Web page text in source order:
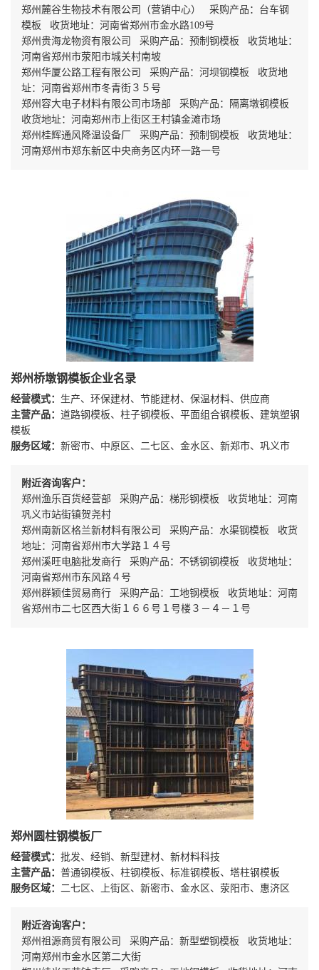
郑州麓谷生物技术有限公司（营销中心） 采购产品：台车钢
模板 收货地址：河南省郑州市金水路109号
郑州贵海龙物资有限公司 采购产品：预制钢模板 收货地址：
河南省郑州市荥阳市城关村南坡
郑州华厦公路工程有限公司 采购产品：河坝钢模板 收货地
址：河南省郑州市冬青街３５号
郑州容大电子材料有限公司市场部 采购产品：隔离墩钢模板
收货地址：河南郑州市上街区王村镇金滩市场
郑州桂辉通风降温设备厂 采购产品：预制钢模板 收货地址：
河南郑州市郑东新区中央商务区内环一路一号
郑州桥墩钢模板企业名录
经营模式： 生产、环保建材、节能建材、保温材料、供应商
主营产品： 道路钢模板、柱子钢模板、平面组合钢模板、建筑塑钢
模板
服务区域： 新密市、中原区、二七区、金水区、新郑市、巩义市
附近咨询客户：
郑州渔乐百货经营部 采购产品：梯形钢模板 收货地址：河南
巩义市站街镇贺尧村
郑州南新区格兰新材料有限公司 采购产品：水渠钢模板 收货
地址：河南省郑州市大学路１４号
郑州溪旺电脑批发商行 采购产品：不锈钢钢模板 收货地址：
河南省郑州市东风路４号
郑州群颖佳贸易商行 采购产品：工地钢模板 收货地址：河南
省郑州市二七区西大街１６６号１号楼３－４－１号
郑州圆柱钢模板厂
经营模式： 批发、经销、新型建材、新材料科技
主营产品： 普通钢模板、柱钢模板、标准钢模板、塔柱钢模板
服务区域：
二七区、上街区、新密市、金水区、荥阳市、惠济区
附近咨询客户：
郑州祖源商贸有限公司 采购产品：新型塑钢模板 收货地址：
河南郑州市金水区第二大街